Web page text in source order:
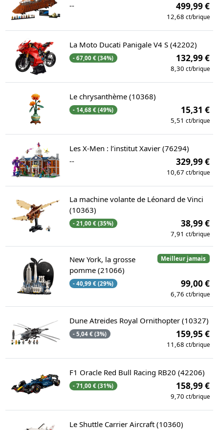
-- 499,99 €
12,68 ct/brique
La Moto Ducati Panigale V4 S (42202)
- 67,00 € (34%) 132,99 €
8,30 ct/brique
Le chrysanthème (10368)
- 14,68 € (49%) 15,31 €
5,51 ct/brique
Les X-Men : l’institut Xavier (76294)
--
329,99 €
10,67 ct/brique
La machine volante de Léonard de Vinci
(10363)
- 21,00 € (35%) 38,99 €
7,91 ct/brique
Meilleur jamais
New York, la grosse
pomme (21066)
- 40,99 € (29%) 99,00 €
6,76 ct/brique
Dune Atreides Royal Ornithopter (10327)
- 5,04 € (3%) 159,95 €
11,68 ct/brique
F1 Oracle Red Bull Racing RB20 (42206)
- 71,00 € (31%) 158,99 €
9,70 ct/brique
Le Shuttle Carrier Aircraft (10360)